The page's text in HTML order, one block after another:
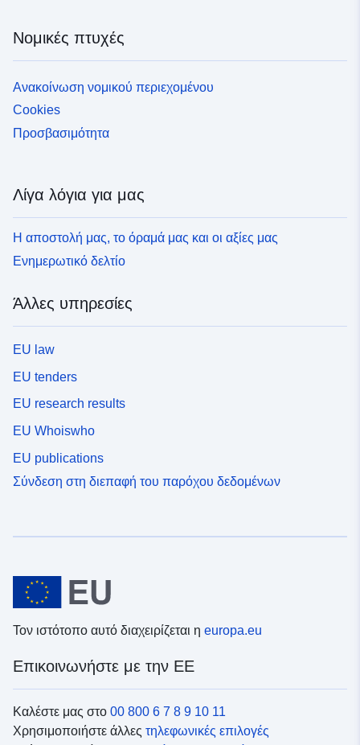
Νομικές πτυχές
Ανακοίνωση νομικού περιεχομένου
Cookies
Προσβασιμότητα
Λίγα λόγια για μας
Η αποστολή μας, το όραμά μας και οι αξίες μας
Ενημερωτικό δελτίο
Άλλες υπηρεσίες
EU law
EU tenders
EU research results
EU Whoiswho
EU publications
Σύνδεση στη διεπαφή του παρόχου δεδομένων
Τον ιστότοπο αυτό διαχειρίζεται η europa.eu
Επικοινωνήστε με την ΕΕ
Καλέστε μας στο 00 800 6 7 8 9 10 11
Χρησιμοποιήστε άλλες τηλεφωνικές επιλογές